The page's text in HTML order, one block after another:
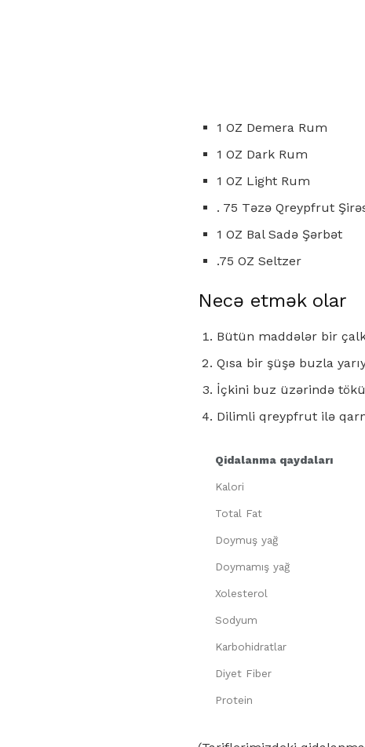
1 OZ Demera Rum
1 OZ Dark Rum
1 OZ Light Rum
. 75 Təzə Qreypfrut
1 OZ Bal Sadə Şərbət
.75 OZ Seltzer
Necə etmək olar
Bütün maddələr bir
Qısa bir şüşə buzla
İçkini buz üzərində
Dilimli qreypfrut ilə
Qidalanma qaydaları
Kalori
Total Fat
Doymuş yağ
Doymamış yağ
Xolesterol
Sodyum
Karbohidratlar
Diyet Fiber
Protein